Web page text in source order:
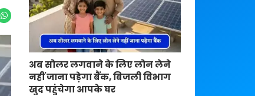
अब सोलर लगवाने के लिए लोन लेने
नहीं जाना पड़ेगा बैंक, बिजली विभाग
खुद पहुंचेगा आपके घर